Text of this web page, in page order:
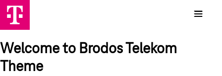
Welcome to Brodos Telekom
Theme